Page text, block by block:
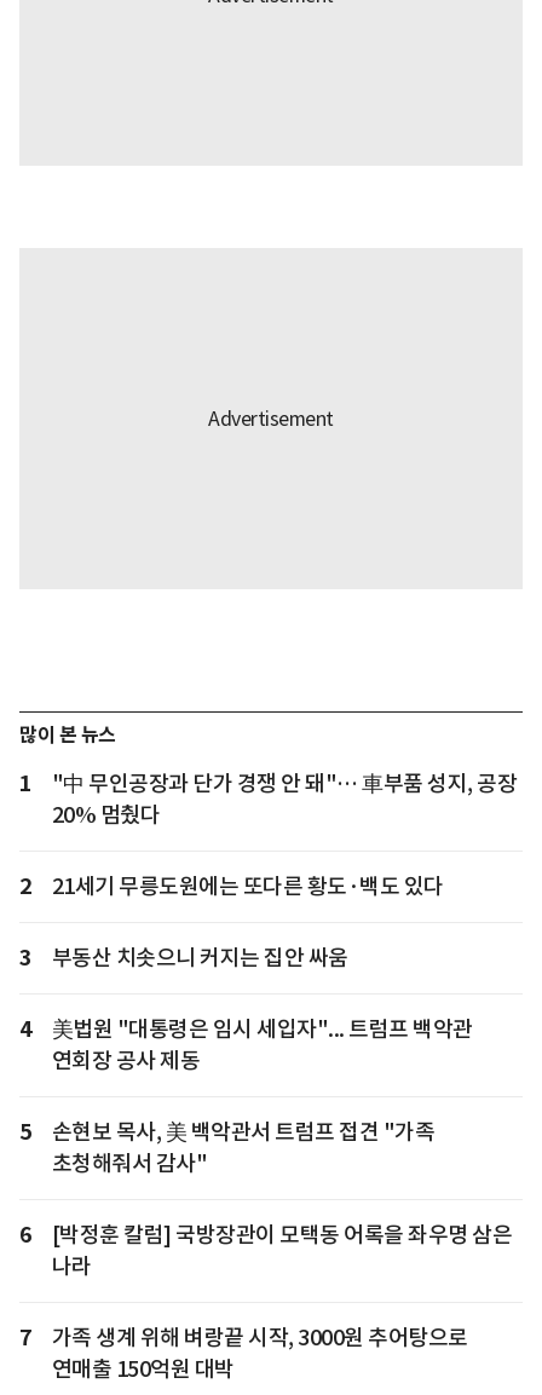
많이 본 뉴스
1
"中 무인공장과 단가 경쟁 안 돼"… 車부품 성지, 공장
20% 멈췄다
2 21세기 무릉도원에는 또다른 황도·백도 있다
3 부동산 치솟으니 커지는 집안 싸움
4
美법원 "대통령은 임시 세입자"... 트럼프 백악관
연회장 공사 제동
5
손현보 목사, 美 백악관서 트럼프 접견 "가족
초청해줘서 감사"
6
[박정훈 칼럼] 국방장관이 모택동 어록을 좌우명 삼은
나라
7
가족 생계 위해 벼랑끝 시작, 3000원 추어탕으로
연매출 150억원 대박